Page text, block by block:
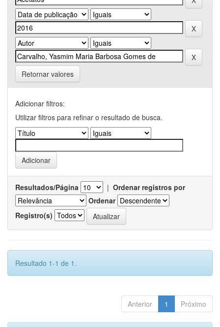
Retornar valores
Adicionar filtros:
Utilizar filtros para refinar o resultado de busca.
Resultados/Página | Ordenar registros por
Ordenar
Registro(s)
Resultado 1-1 de 1.
Anterior 1 Próximo